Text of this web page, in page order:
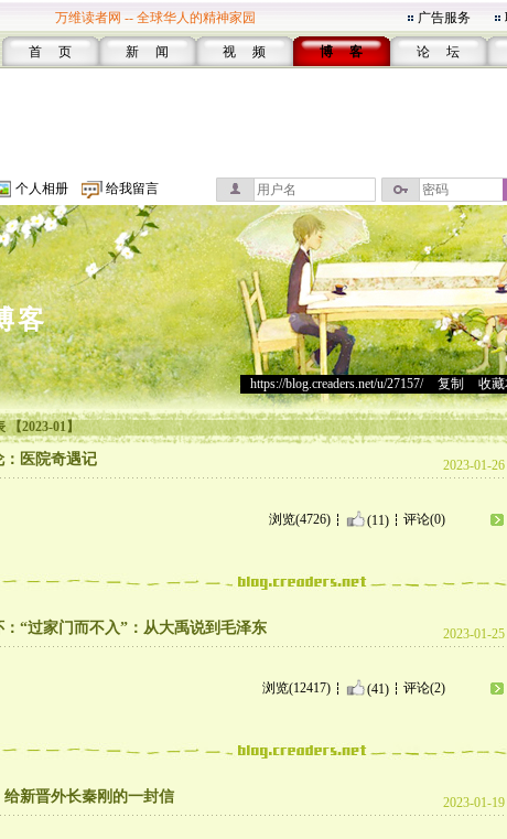
万维读者网 -- 全球华人的精神家园 广告服务
首 页 新 闻 视 频 博 客 论 坛
个人相册 给我留言
客
https://blog.creaders.net/u/27157/> 复制 收
【2023-01】
：医院奇遇记 2023-01-
浏览(4726) (11) 评论(0)
：“过家门而不入”：从大禹说到毛泽东 2023-01-
浏览(12417) (41) 评论(2)
给新晋外长秦刚的一封信 2023-01-